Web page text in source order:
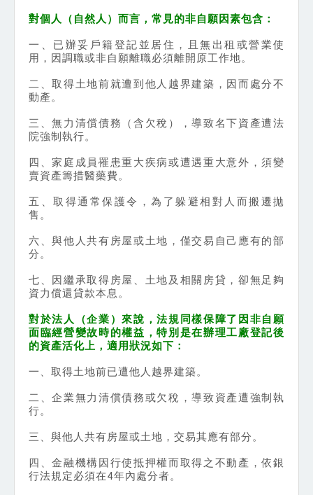
對個人（自然人）而言，常見的非自願因素包含：
一、已辦妥戶籍登記並居住，且無出租或營業使
用，因調職或非自願離職必須離開原工作地。
二、取得土地前就遭到他人越界建築，因而處分不
動產。
三、無力清償債務（含欠稅），導致名下資產遭法
院強制執行。
四、家庭成員罹患重大疾病或遭遇重大意外，須變
賣資產籌措醫藥費。
五、取得通常保護令，為了躲避相對人而搬遷拋
售。
六、與他人共有房屋或土地，僅交易自己應有的部
分。
七、因繼承取得房屋、土地及相關房貸，卻無足夠
資力償還貸款本息。
對於法人（企業）來說，法規同樣保障了因非自願
面臨經營變故時的權益，特別是在辦理工廠登記後
的資產活化上，適用狀況如下：
一、取得土地前已遭他人越界建築。
二、企業無力清償債務或欠稅，導致資產遭強制執
行。
三、與他人共有房屋或土地，交易其應有部分。
四、金融機構因行使抵押權而取得之不動產，依銀
行法規定必須在4年內處分者。